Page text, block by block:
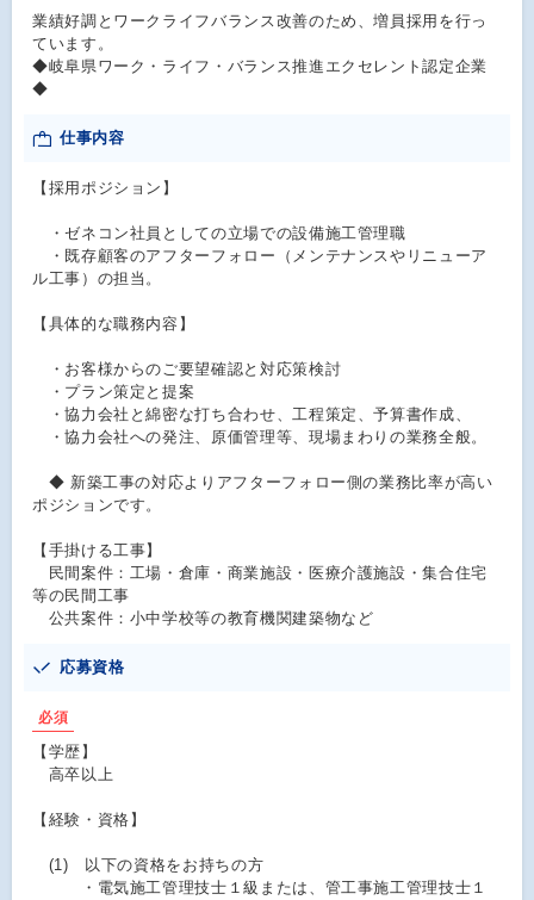
業績好調とワークライフバランス改善のため、増員採用を行っ
ています。
◆岐阜県ワーク・ライフ・バランス推進エクセレント認定企業
◆
仕事内容
【採用ポジション】
・ゼネコン社員としての立場での設備施工管理職
・既存顧客のアフターフォロー（メンテナンスやリニューア
ル工事）の担当。
【具体的な職務内容】
・お客様からのご要望確認と対応策検討
・プラン策定と提案
・協力会社と綿密な打ち合わせ、工程策定、予算書作成、
・協力会社への発注、原価管理等、現場まわりの業務全般。
◆ 新築工事の対応よりアフターフォロー側の業務比率が高い
ポジションです。
【手掛ける工事】
民間案件：工場・倉庫・商業施設・医療介護施設・集合住宅
等の民間工事
公共案件：小中学校等の教育機関建築物など
応募資格
必須
【学歴】
高卒以上
【経験・資格】
(1) 以下の資格をお持ちの方
・電気施工管理技士１級または、管工事施工管理技士１